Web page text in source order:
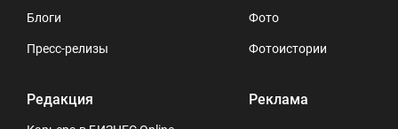
Блоги
Пресс-релизы
Редакция
Фото
Фотоистории
Реклама